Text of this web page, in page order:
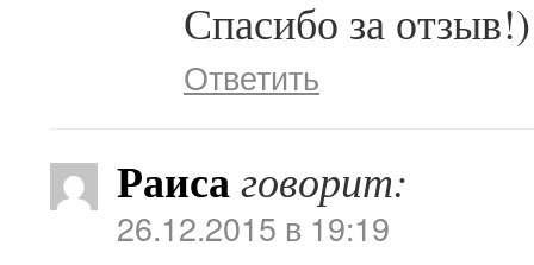
Спасибо за отзыв!)
Ответить
Раисаговорит:
26.12.2015 в 19:19